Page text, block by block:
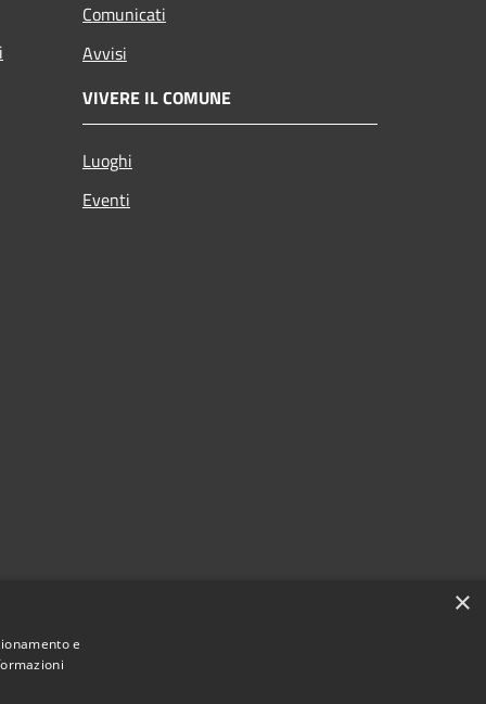
Comunicati
Avvisi
VIVERE IL COMUNE
Luoghi
Eventi
×
e